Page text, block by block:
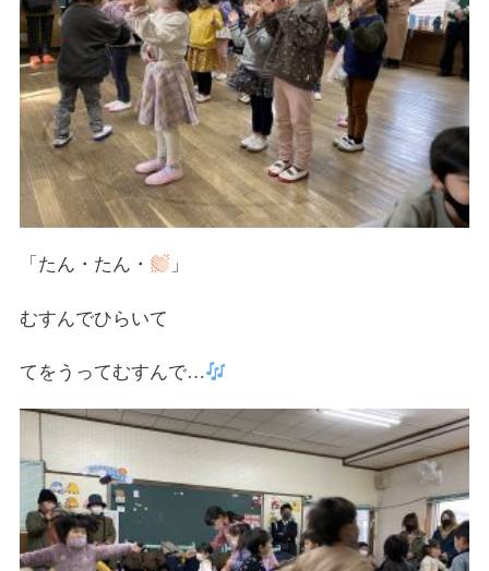
「たん・たん・ 」
むすんでひらいて
てをうってむすんで…